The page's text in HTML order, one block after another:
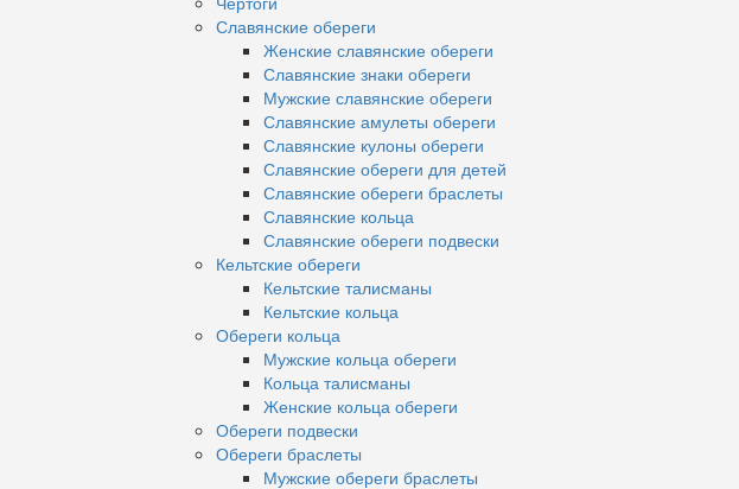
Славянские обереги
Женские славянские обереги
Славянские знаки обереги
Мужские славянские обереги
Славянские амулеты обереги
Славянские кулоны обереги
Славянские обереги для детей
Славянские обереги браслеты
Славянские кольца
Славянские обереги подвески
Кельтские обереги
Кельтские талисманы
Кельтские кольца
Обереги кольца
Мужские кольца обереги
Кольца талисманы
Женские кольца обереги
Обереги подвески
Обереги браслеты
Мужские обереги браслеты